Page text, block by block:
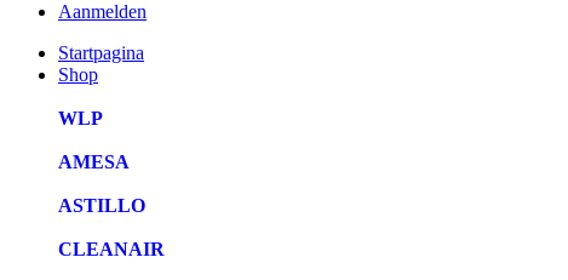
Aanmelden
Startpagina
Shop
WLP
AMESA
ASTILLO
CLEANAIR